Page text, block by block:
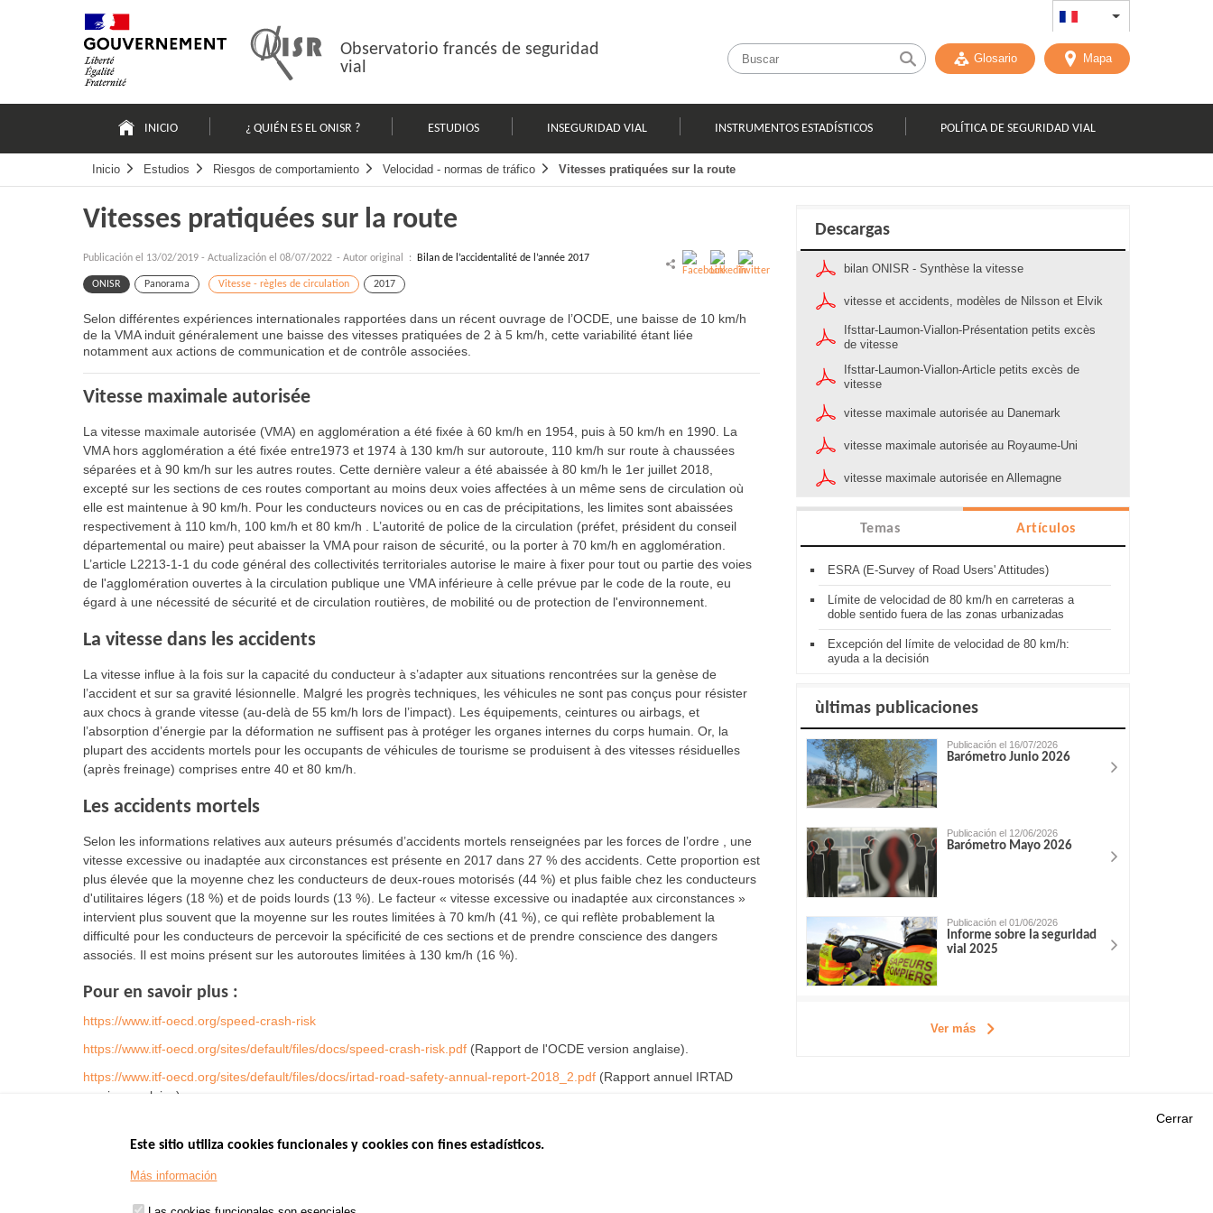
List additional
Observatorio francés de seguridad
vial
Glosario Mapa
principale
INICIO ¿ QUIÉN ES EL ONISR ? ESTUDIOS INSEGURIDAD VIAL INSTRUMENTOS ESTADÍSTICOS POLÍTICA DE SEGURIDAD VIAL
Inicio Estudios Riesgos de comportamiento Velocidad - normas de tráfico Vitesses pratiquées sur la route
Vitesses pratiquées sur la route
Publicación el 13/02/2019 - Actualización el 08/07/2022 - Autor original : Bilan de l’accidentalité de l’année 2017
ONISR Panorama Vitesse - règles de circulation 2017
Selon différentes expériences internationales rapportées dans un récent ouvrage de l’OCDE, une baisse de 10 km/h
de la VMA induit généralement une baisse des vitesses pratiquées de 2 à 5 km/h, cette variabilité étant liée
notamment aux actions de communication et de contrôle associées.
Vitesse maximale autorisée
La vitesse maximale autorisée (VMA) en agglomération a été fixée à 60 km/h en 1954, puis à 50 km/h en 1990. La
VMA hors agglomération a été fixée entre1973 et 1974 à 130 km/h sur autoroute, 110 km/h sur route à chaussées
séparées et à 90 km/h sur les autres routes. Cette dernière valeur a été abaissée à 80 km/h le 1er juillet 2018,
excepté sur les sections de ces routes comportant au moins deux voies affectées à un même sens de circulation où
elle est maintenue à 90 km/h. Pour les conducteurs novices ou en cas de précipitations, les limites sont abaissées
respectivement à 110 km/h, 100 km/h et 80 km/h . L’autorité de police de la circulation (préfet, président du conseil
départemental ou maire) peut abaisser la VMA pour raison de sécurité, ou la porter à 70 km/h en agglomération.
L’article L2213-1-1 du code général des collectivités territoriales autorise le maire à fixer pour tout ou partie des voies
de l'agglomération ouvertes à la circulation publique une VMA inférieure à celle prévue par le code de la route, eu
égard à une nécessité de sécurité et de circulation routières, de mobilité ou de protection de l'environnement.
La vitesse dans les accidents
La vitesse influe à la fois sur la capacité du conducteur à s’adapter aux situations rencontrées sur la genèse de
l’accident et sur sa gravité lésionnelle. Malgré les progrès techniques, les véhicules ne sont pas conçus pour résister
aux chocs à grande vitesse (au-delà de 55 km/h lors de l’impact). Les équipements, ceintures ou airbags, et
l’absorption d’énergie par la déformation ne suffisent pas à protéger les organes internes du corps humain. Or, la
plupart des accidents mortels pour les occupants de véhicules de tourisme se produisent à des vitesses résiduelles
(après freinage) comprises entre 40 et 80 km/h.
Les accidents mortels
Selon les informations relatives aux auteurs présumés d’accidents mortels renseignées par les forces de l’ordre , une
vitesse excessive ou inadaptée aux circonstances est présente en 2017 dans 27 % des accidents. Cette proportion est
plus élevée que la moyenne chez les conducteurs de deux-roues motorisés (44 %) et plus faible chez les conducteurs
d'utilitaires légers (18 %) et de poids lourds (13 %). Le facteur « vitesse excessive ou inadaptée aux circonstances »
intervient plus souvent que la moyenne sur les routes limitées à 70 km/h (41 %), ce qui reflète probablement la
difficulté pour les conducteurs de percevoir la spécificité de ces sections et de prendre conscience des dangers
associés. Il est moins présent sur les autoroutes limitées à 130 km/h (16 %).
Pour en savoir plus :
https://www.itf-oecd.org/speed-crash-risk
https://www.itf-oecd.org/sites/default/files/docs/speed-crash-risk.pdf (Rapport de l'OCDE version anglaise).
https://www.itf-oecd.org/sites/default/files/docs/irtad-road-safety-annual-report-2018_2.pdf (Rapport annuel IRTAD
version anglaise).
Descargas
bilan ONISR - Synthèse la vitesse
vitesse et accidents, modèles de Nilsson et Elvik
Ifsttar-Laumon-Viallon-Présentation petits excès
de vitesse
Ifsttar-Laumon-Viallon-Article petits excès de
vitesse
vitesse maximale autorisée au Danemark
vitesse maximale autorisée au Royaume-Uni
vitesse maximale autorisée en Allemagne
Temas Artículos
ESRA (E-Survey of Road Users' Attitudes)
Límite de velocidad de 80 km/h en carreteras a
doble sentido fuera de las zonas urbanizadas
Excepción del límite de velocidad de 80 km/h:
ayuda a la decisión
ùltimas publicaciones
Publicación el 16/07/2026
Barómetro Junio 2026
Publicación el 12/06/2026
Barómetro Mayo 2026
Publicación el 01/06/2026
Informe sobre la seguridad
vial 2025
Ver más
Cerrar
Este sitio utiliza cookies funcionales y cookies con fines estadísticos.
Más información